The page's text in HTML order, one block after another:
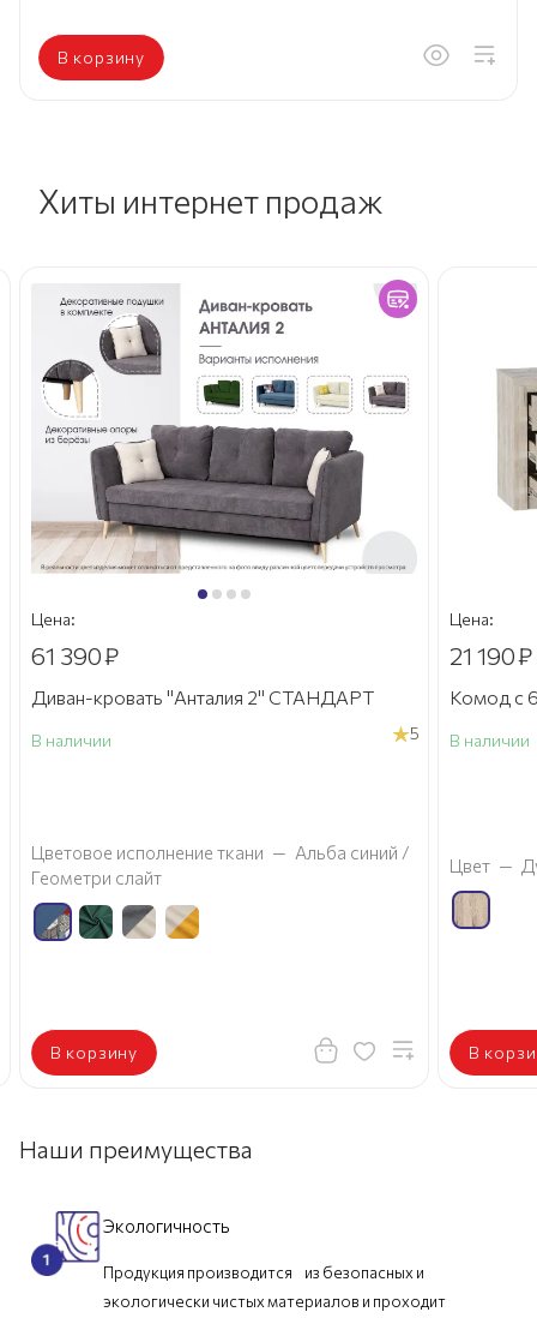
В корзину
Хиты интернет продаж
Цена:
61 390₽
Диван-кровать "Анталия 2" СТАНДАРТ
В наличии 5
Цветовое исполнение ткани — Альба синий /
Геометри слайт
В корзину
Цена:
21 190₽
Комод с
В наличии
Цвет —
В
Наши преимущества
Экологичность
Продукция производится из безопасных и
экологически чистых материалов и проходит